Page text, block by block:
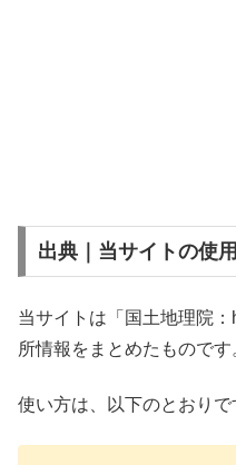
出典｜当サイトの使
当サイトは「国土地理院
所情報をまとめたものです
使い方は、以下のとおりで